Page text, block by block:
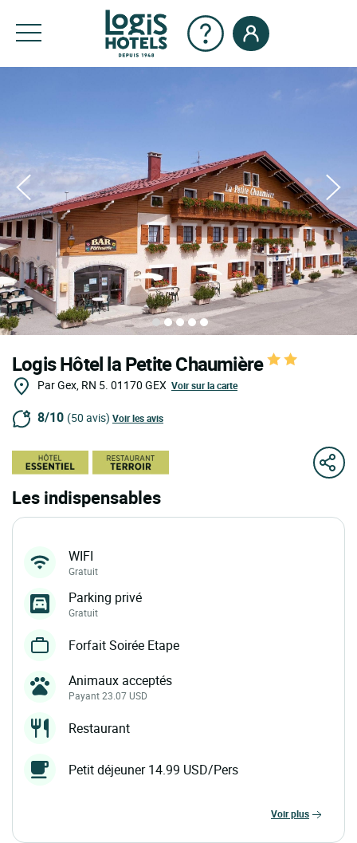
Logis Hôtel la Petite Chaumière
Par Gex, RN 5. 01170 GEX Voir sur la carte
8/10 (50 avis) Voir les avis
Les indispensables
WIFI
Gratuit
Parking privé
Gratuit
Forfait Soirée Etape
Animaux acceptés
Payant 23.07 USD
Restaurant
Petit déjeuner 14.99 USD/Pers
voir plus